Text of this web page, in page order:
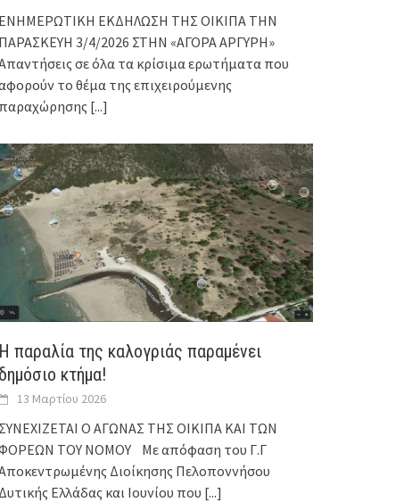
ΕΝΗΜΕΡΩΤΙΚΗ ΕΚΔΗΛΩΣΗ ΤΗΣ ΟΙΚΙΠΑ ΤΗΝ
ΠΑΡΑΣΚΕΥΗ 3/4/2026 ΣΤΗΝ «ΑΓΟΡΑ ΑΡΓΥΡΗ»
σε όλα τα κρίσιμα ερωτήματα που
το θέμα της επιχειρούμενης
παραχώρησης [...]
Η παραλία της καλογριάς παραμένει
δημόσιο κτήμα!
13 Μαρτίου 2026
ΣΥΝΕΧΙΖΕΤΑΙ Ο ΑΓΩΝΑΣ ΤΗΣ ΟΙΚΙΠΑ ΚΑΙ ΤΩΝ
ΤΟΥ ΝΟΜΟΥ Με απόφαση του Γ.Γ
Διοίκησης Πελοποννήσου
Δυτικής Ελλάδας και Ιουνίου που [...]